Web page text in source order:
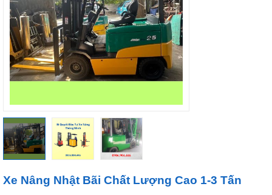
Xe Nâng Nhật Bãi Chất Lượng Cao 1-3 Tấn